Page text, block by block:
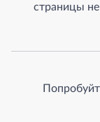
страницы